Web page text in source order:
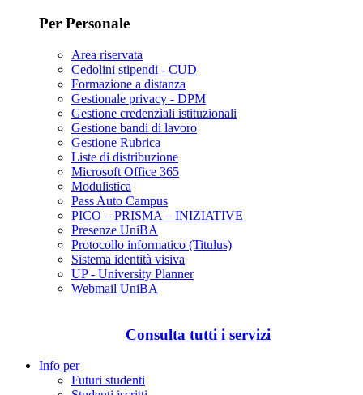
Per Personale
Area riservata
Cedolini stipendi - CUD
Formazione a distanza
Gestionale privacy - DPM
Gestione credenziali istituzionali
Gestione bandi di lavoro
Gestione Rubrica
Liste di distribuzione
Microsoft Office 365
Modulistica
Pass Auto Campus
PICO – PRISMA – INIZIATIVE
Presenze UniBA
Protocollo informatico (Titulus)
Sistema identità visiva
UP - University Planner
Webmail UniBA
Consulta tutti i servizi
Info per
Futuri studenti